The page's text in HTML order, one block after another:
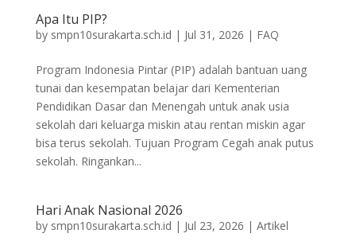
Apa Itu PIP?
by smpn10surakarta.sch.id | Jul 31, 2026 | FAQ
Program Indonesia Pintar (PIP) adalah bantuan uang
tunai dan kesempatan belajar dari Kementerian
Pendidikan Dasar dan Menengah untuk anak usia
sekolah dari keluarga miskin atau rentan miskin agar
bisa terus sekolah. Tujuan Program Cegah anak putus
sekolah. Ringankan...
Hari Anak Nasional 2026
by smpn10surakarta.sch.id | Jul 23, 2026 | Artikel